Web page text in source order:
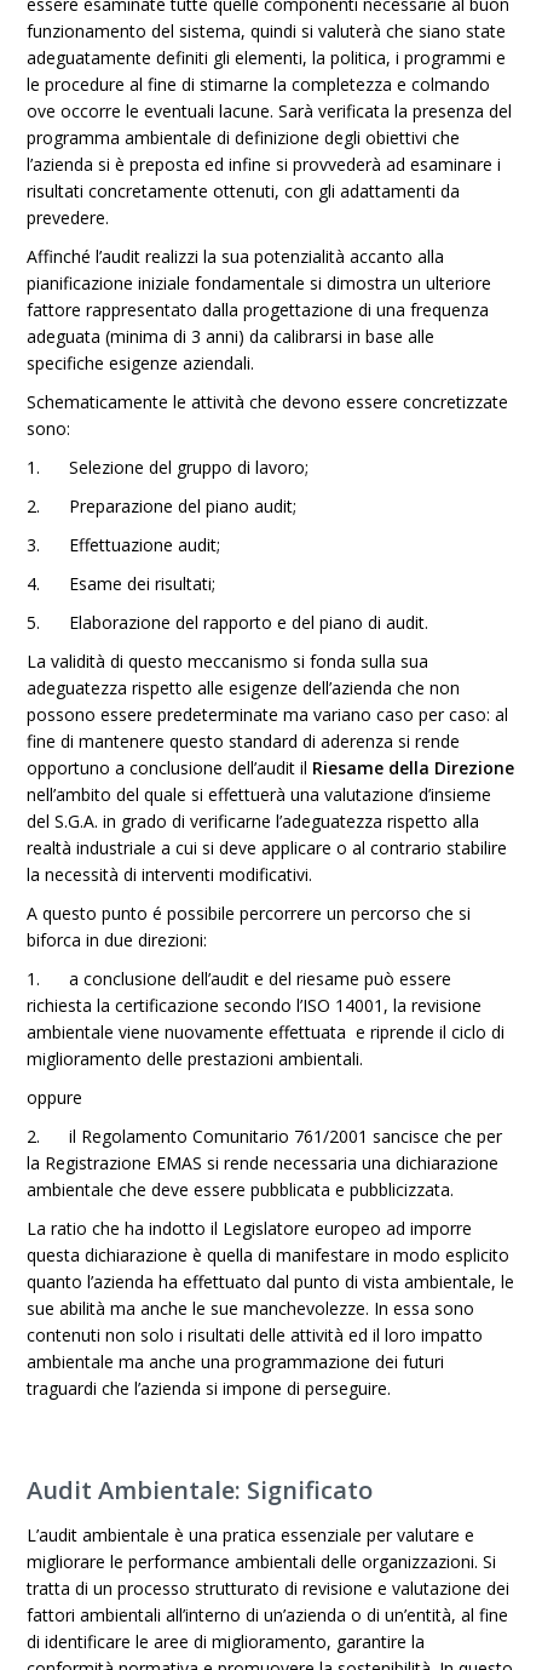
funzionamento del sistema, quindi si valuterà che siano state
adeguatamente definiti gli elementi, la politica, i programmi e
le procedure al fine di stimarne la completezza e colmando
ove occorre le eventuali lacune. Sarà verificata la presenza del
programma ambientale di definizione degli obiettivi che
l’azienda si è preposta ed infine si provvederà ad esaminare i
risultati concretamente ottenuti, con gli adattamenti da
prevedere.
Affinché l’audit realizzi la sua potenzialità accanto alla
pianificazione iniziale fondamentale si dimostra un ulteriore
fattore rappresentato dalla progettazione di una frequenza
adeguata (minima di 3 anni) da calibrarsi in base alle
specifiche esigenze aziendali.
Schematicamente le attività che devono essere concretizzate
sono:
1. Selezione del gruppo di lavoro;
2. Preparazione del piano audit;
3. Effettuazione audit;
4. Esame dei risultati;
5. Elaborazione del rapporto e del piano di audit.
La validità di questo meccanismo si fonda sulla sua
adeguatezza rispetto alle esigenze dell’azienda che non
possono essere predeterminate ma variano caso per caso: al
fine di mantenere questo standard di aderenza si rende
opportuno a conclusione dell’audit il Riesame della Direzione
nell’ambito del quale si effettuerà una valutazione d’insieme
del S.G.A. in grado di verificarne l’adeguatezza rispetto alla
realtà industriale a cui si deve applicare o al contrario stabilire
la necessità di interventi modificativi.
A questo punto é possibile percorrere un percorso che si
biforca in due direzioni:
1. a conclusione dell’audit e del riesame può essere
richiesta la certificazione secondo l’ISO 14001, la revisione
ambientale viene nuovamente effettuata e riprende il ciclo di
miglioramento delle prestazioni ambientali.
oppure
2. il Regolamento Comunitario 761/2001 sancisce che per
la Registrazione EMAS si rende necessaria una dichiarazione
ambientale che deve essere pubblicata e pubblicizzata.
La ratio che ha indotto il Legislatore europeo ad imporre
questa dichiarazione è quella di manifestare in modo esplicito
quanto l’azienda ha effettuato dal punto di vista ambientale, le
sue abilità ma anche le sue manchevolezze. In essa sono
contenuti non solo i risultati delle attività ed il loro impatto
ambientale ma anche una programmazione dei futuri
traguardi che l’azienda si impone di perseguire.
Audit Ambientale: Significato
L’audit ambientale è una pratica essenziale per valutare e
migliorare le performance ambientali delle organizzazioni. Si
tratta di un processo strutturato di revisione e valutazione dei
fattori ambientali all’interno di un’azienda o di un’entità, al fine
di identificare le aree di miglioramento, garantire la